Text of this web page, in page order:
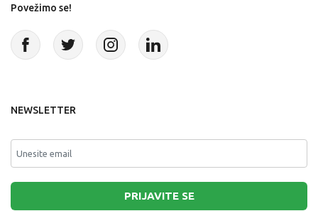
Povežimo se!
NEWSLETTER
PRIJAVITE SE